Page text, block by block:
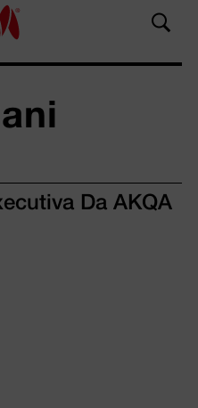
Da AKQA